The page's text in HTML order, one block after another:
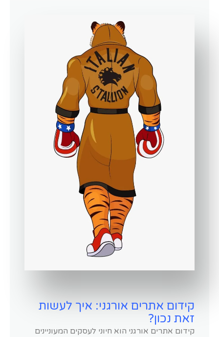
קידום אתרים אורגני: איך לעשות
זאת נכון?
קידום אתרים אורגני הוא חיוני לעסקים המעוניינים